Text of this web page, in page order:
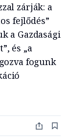
zárják: a
fejlődés”
a Gazdasági
és „a
fogunk